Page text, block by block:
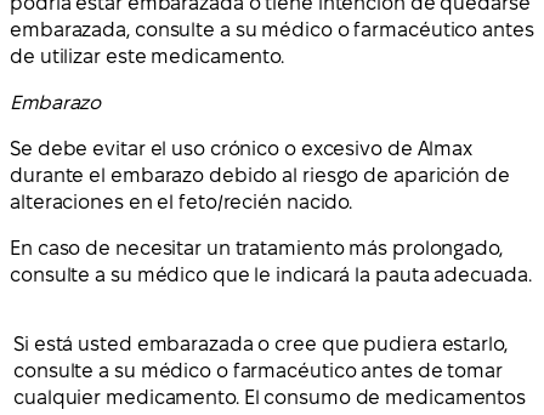
embarazada, consulte a su médico o farmacéutico antes
de utilizar este medicamento.
Embarazo
Se debe evitar el uso crónico o excesivo de Almax
durante el embarazo debido al riesgo de aparición de
alteraciones en el feto/recién nacido.
En caso de necesitar un tratamiento más prolongado,
consulte a su médico que le indicará la pauta adecuada.
Si está usted embarazada o cree que pudiera estarlo,
consulte a su médico o farmacéutico antes de tomar
cualquier medicamento. El consumo de medicamentos